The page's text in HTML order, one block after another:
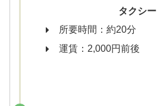
タクシー
所要時間：約20分
運賃：2,000円前後